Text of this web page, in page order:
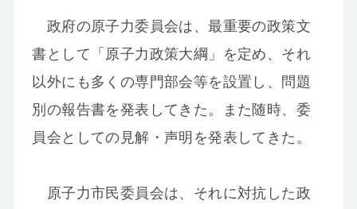
政府の原子力委員会は、最重要の政策文
書として「原子力政策大綱」を定め、それ
以外にも多くの専門部会等を設置し、問題
別の報告書を発表してきた。また随時、委
員会としての見解・声明を発表してきた。
原子力市民委員会は、それに対抗した政